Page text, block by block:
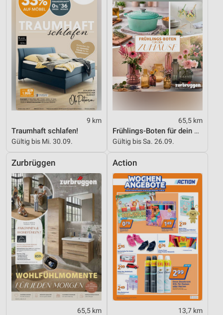
9 km
Traumhaft schlafen!
Gültig bis Mi. 30.09.
65,5 km
Frühlings-Boten für dein Zuhause
Gültig bis Sa. 26.09.
Zurbrüggen
65,5 km
Action
13,7 km